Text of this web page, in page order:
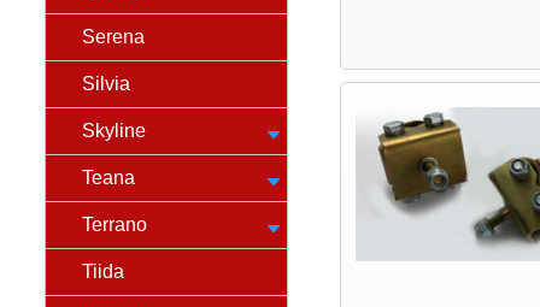
Serena
Silvia
Skyline
Teana
Terrano
Tiida